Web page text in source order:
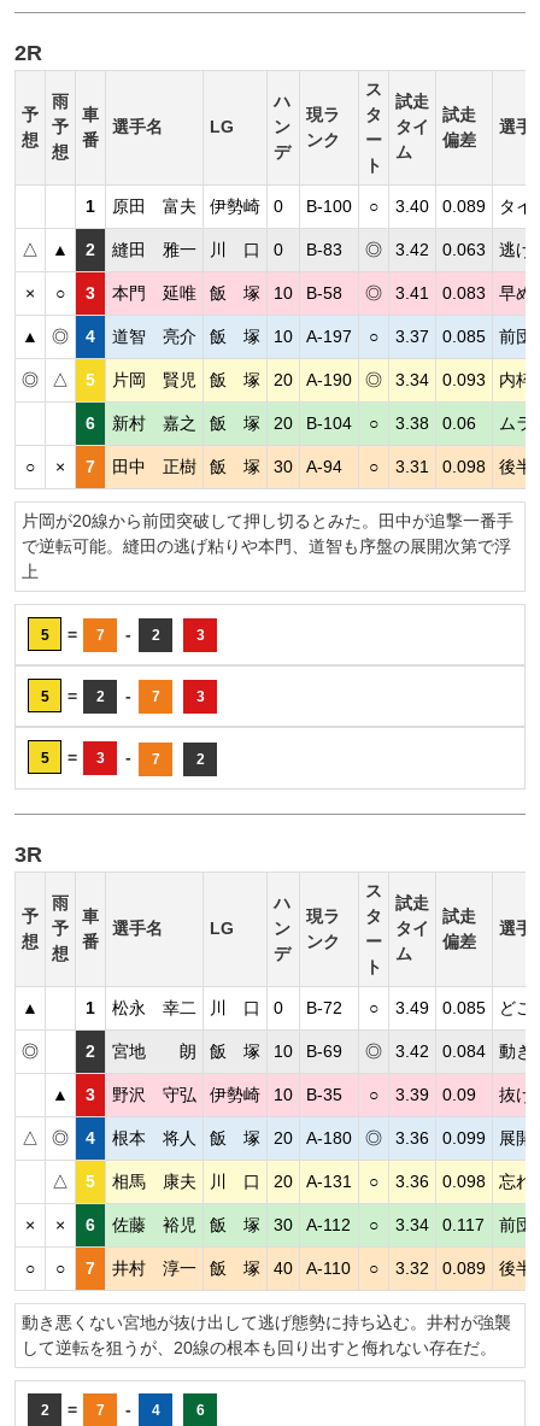
2R
予
想
雨
予
想
車
番
選手名 LG
ハ
ン
デ
現ラ
ンク
ス
タ
ー
ト
試走
タイ
ム
試走
偏差
選手
1 原田 富夫 伊勢崎 0 B-100 ○ 3.40 0.089 タイ
△ ▲ 2 縫田 雅一 川 口 0 B-83 ◎ 3.42 0.063 逃げ
× ○ 3 本門 延唯 飯 塚 10 B-58 ◎ 3.41 0.083 早め
▲ ◎ 4 道智 亮介 飯 塚 10 A-197 ○ 3.37 0.085 前団
◎ △ 5 片岡 賢児 飯 塚 20 A-190 ◎ 3.34 0.093 内枠
6 新村 嘉之 飯 塚 20 B-104 ○ 3.38 0.06 ムラ
○ × 7 田中 正樹 飯 塚 30 A-94 ○ 3.31 0.098 後半
片岡が20線から前団突破して押し切るとみた。田中が追撃一番手
で逆転可能。縫田の逃げ粘りや本門、道智も序盤の展開次第で浮
上
5 = 7 - 2 3
5 = 2 - 7 3
5 = 3 - 7 2
3R
予
想
雨
予
想
車
番
選手名 LG
ハ
ン
デ
現ラ
ンク
ス
タ
ー
ト
試走
タイ
ム
試走
偏差
選手
▲ 1 松永 幸二 川 口 0 B-72 ○ 3.49 0.085 どこ
◎ 2 宮地 朗 飯 塚 10 B-69 ◎ 3.42 0.084 動き
▲ 3 野沢 守弘 伊勢崎 10 B-35 ○ 3.39 0.09 抜け
△ ◎ 4 根本 将人 飯 塚 20 A-180 ◎ 3.36 0.099 展開
△ 5 相馬 康夫 川 口 20 A-131 ○ 3.36 0.098 忘れ
× × 6 佐藤 裕児 飯 塚 30 A-112 ○ 3.34 0.117 前団
○ ○ 7 井村 淳一 飯 塚 40 A-110 ○ 3.32 0.089 後半
動き悪くない宮地が抜け出して逃げ態勢に持ち込む。井村が強襲
して逆転を狙うが、20線の根本も回り出すと侮れない存在だ。
2 = 7 - 4 6